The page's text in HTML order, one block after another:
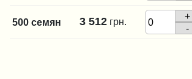
500 семян 3 512 грн.
+
-